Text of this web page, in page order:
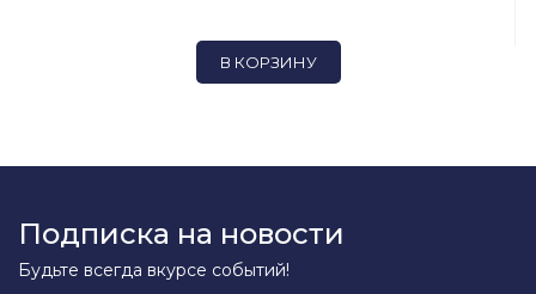
В КОРЗИНУ
Подписка на новости
Будьте всегда вкурсе событий!